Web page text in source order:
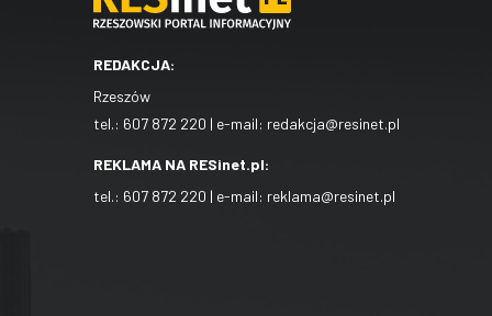
REDAKCJA:
Rzeszów
tel.: 607 872 220 | e-mail: redakcja@resinet.pl
REKLAMA NA RESinet.pl:
tel.: 607 872 220 | e-mail: reklama@resinet.pl